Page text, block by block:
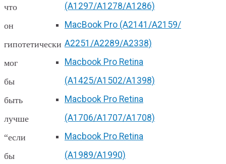
(A1297/A1278/A1286)
MacBook Pro (А2141/А2159/
А2251/A2289/A2338)
Macbook Pro Retina
(А1425/A1502/A1398)
Macbook Pro Retina
(А1706/A1707/A1708)
Macbook Pro Retina
(А1989/A1990)
что
он
гипотетически
мог
бы
быть
лучше
“если
бы